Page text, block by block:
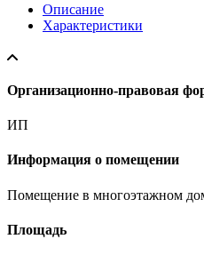
Описание
Характеристики
Организационно-правовая
ИП
Информация о помещении
Помещение в многоэтажном
Площадь